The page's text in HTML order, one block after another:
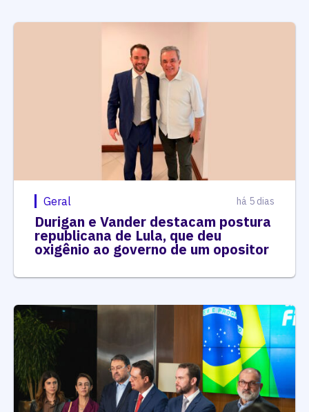
Geral há 5 dias
Durigan e Vander destacam postura
republicana de Lula, que deu
oxigênio ao governo de um opositor